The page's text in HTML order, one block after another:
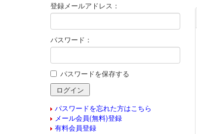
登録メールアドレス：
パスワード：
パスワードを保存する
パスワードを忘れた方はこちら
メール会員(無料)登録
有料会員登録